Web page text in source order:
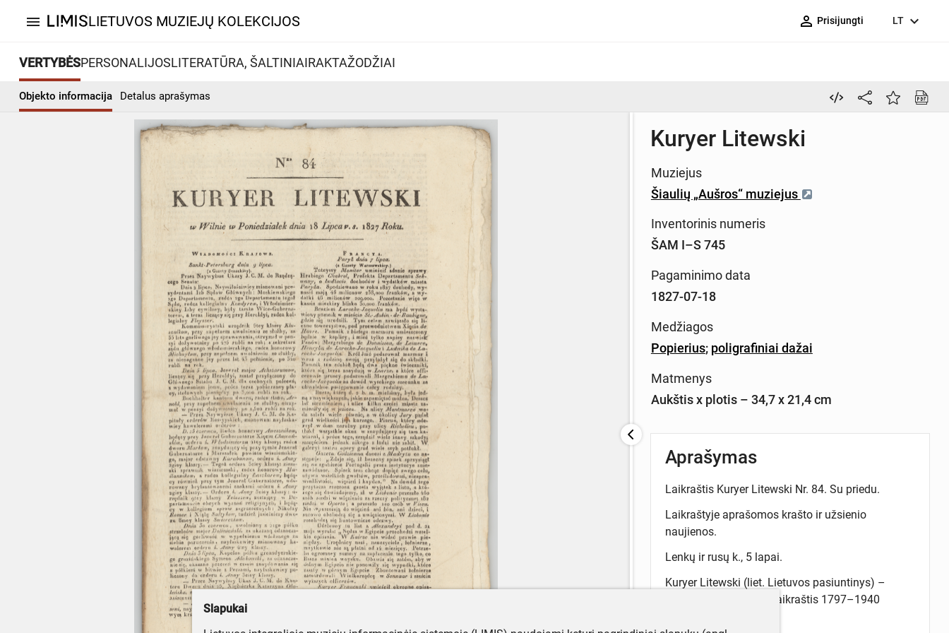
menu LIETUVOS MUZIEJŲ KOLEKCIJOS person_outline Prisijungti LT expand_more
VERTYBĖSPERSONALIJOSLITERATŪRA, ŠALTINIAIRAKTAŽODŽIAI
Objekto informacija Detalus aprašymas
Kuryer Litewski
Muziejus
Šiaulių „Aušros“ muziejus
Inventorinis numeris
ŠAM I–S 745
Pagaminimo data
1827-07-18
Medžiagos
Popierius; poligrafiniai dažai
Matmenys
Aukštis x plotis – 34,7 x 21,4 cm
Aprašymas
Laikraštis Kuryer Litewski Nr. 84. Su priedu.
Laikraštyje aprašomos krašto ir užsienio
naujienos.
Lenkų ir rusų k., 5 lapai.
Kuryer Litewski (liet. Lietuvos pasiuntinys) –
politinis informacinis laikraštis 1797–1940
Slapukai